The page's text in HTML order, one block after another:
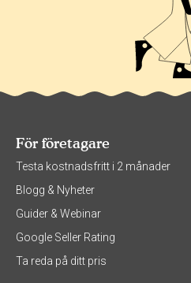
För företagare
Testa kostnadsfritt i 2 månader
Blogg & Nyheter
Guider & Webinar
Google Seller Rating
Ta reda på ditt pris